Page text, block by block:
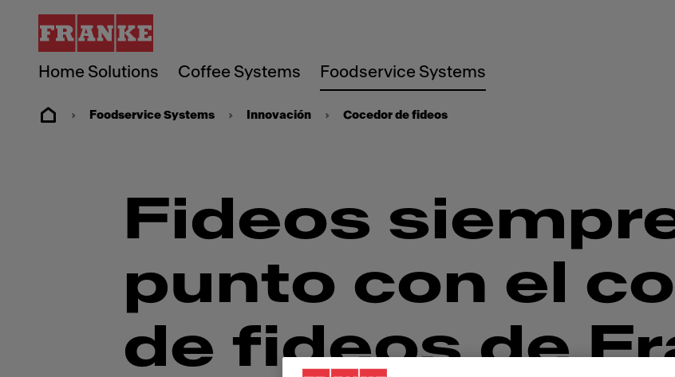
Home Solutions Coffee Systems Foodservice Systems
Foodservice Systems Innovación Cocedor de fideos
Fideos
punto con el
de fideos de